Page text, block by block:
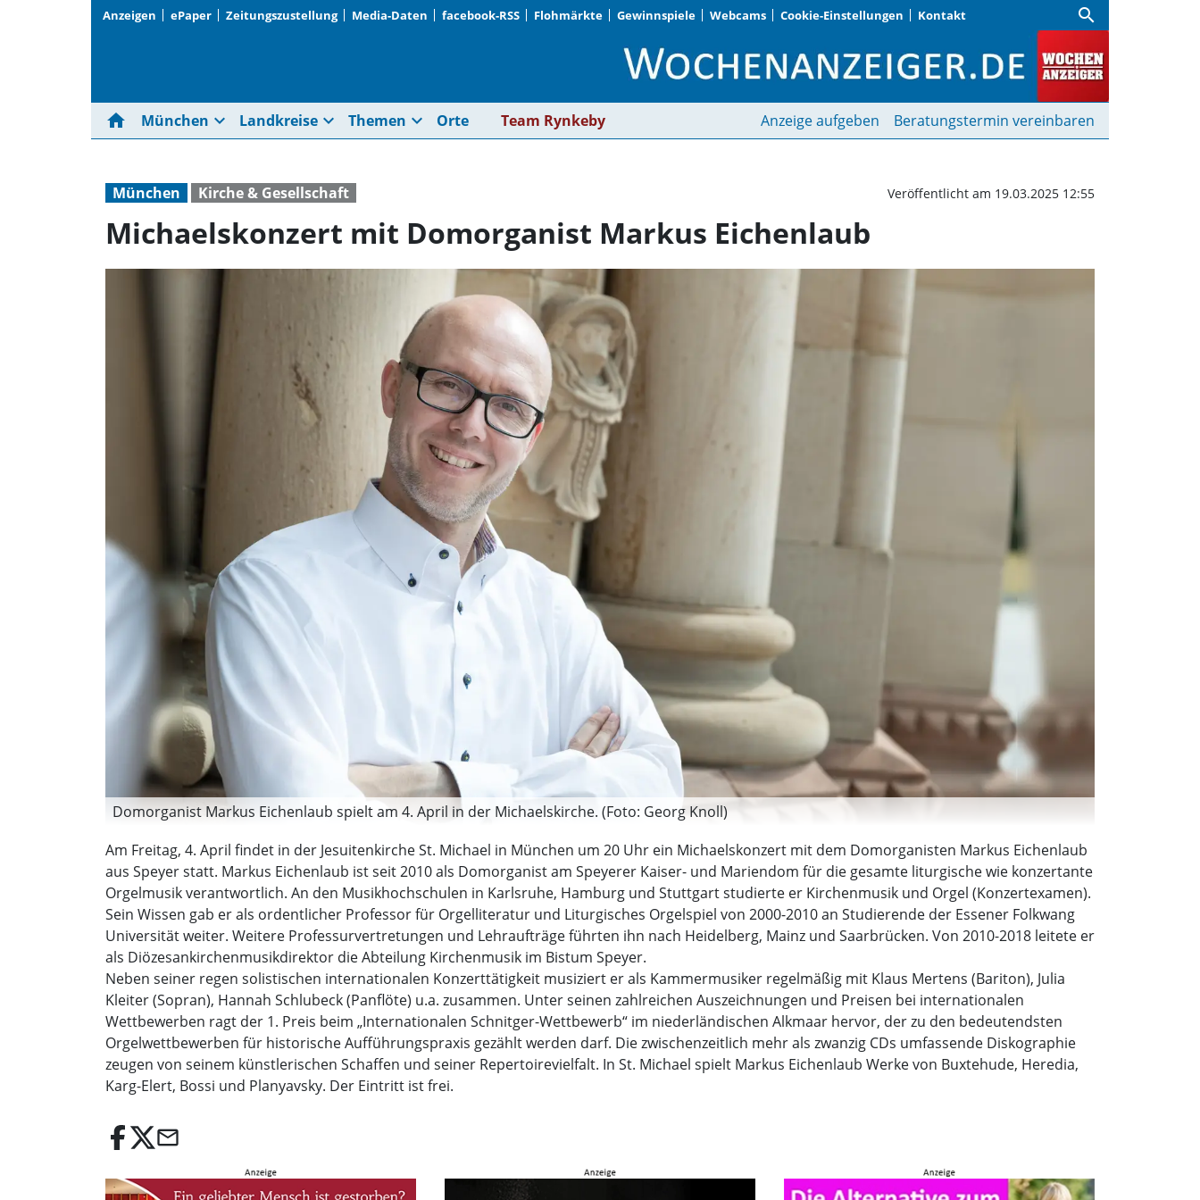
Anzeigen ePaper Zeitungszustellung Media-Daten facebook-RSS Flohmärkte Gewinnspiele Webcams Cookie-Einstellungen Kontakt search
Michaelskonzert mit Domorganist Markus
home München expand_more Landkreise expand_more Themen expand_more Orte Team Rynkeby Anzeige aufgeben Beratungstermin vereinbaren
München Kirche & Gesellschaft Veröffentlicht am 19.03.2025 12:55
Michaelskonzert mit Domorganist Markus Eichenlaub
Domorganist Markus Eichenlaub spielt am 4. April in der Michaelskirche. (Foto: Georg Knoll)
Am Freitag, 4. April findet in der Jesuitenkirche St. Michael in München um 20 Uhr ein Michaelskonzert mit dem Domorganisten Markus Eichenlaub
aus Speyer statt. Markus Eichenlaub ist seit 2010 als Domorganist am Speyerer Kaiser- und Mariendom für die gesamte liturgische wie konzertante
Orgelmusik verantwortlich. An den Musikhochschulen in Karlsruhe, Hamburg und Stuttgart studierte er Kirchenmusik und Orgel (Konzertexamen).
Sein Wissen gab er als ordentlicher Professor für Orgelliteratur und Liturgisches Orgelspiel von 2000-2010 an Studierende der Essener Folkwang
Universität weiter. Weitere Professurvertretungen und Lehraufträge führten ihn nach Heidelberg, Mainz und Saarbrücken. Von 2010-2018 leitete er
als Diözesankirchenmusikdirektor die Abteilung Kirchenmusik im Bistum Speyer.
Neben seiner regen solistischen internationalen Konzerttätigkeit musiziert er als Kammermusiker regelmäßig mit Klaus Mertens (Bariton), Julia
Kleiter (Sopran), Hannah Schlubeck (Panflöte) u.a. zusammen. Unter seinen zahlreichen Auszeichnungen und Preisen bei internationalen
Wettbewerben ragt der 1. Preis beim „Internationalen Schnitger-Wettbewerb“ im niederländischen Alkmaar hervor, der zu den bedeutendsten
Orgelwettbewerben für historische Au­fführungspraxis gezählt werden darf. Die zwischenzeitlich mehr als zwanzig CDs umfassende Diskographie
zeugen von seinem künstlerischen Scha­ffen und seiner Repertoirevielfalt. In St. Michael spielt Markus Eichenlaub Werke von Buxtehude, Heredia,
Karg-Elert, Bossi und Planyavsky. Der Eintritt ist frei.
email